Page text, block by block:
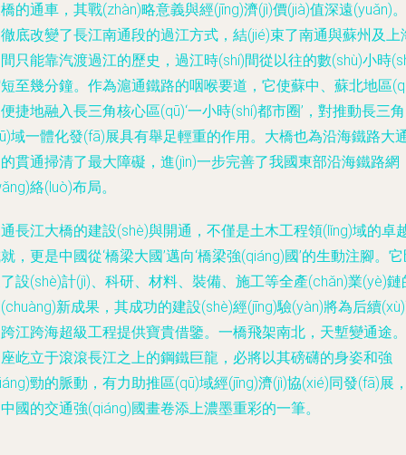
的通車，其戰(zhàn)略意義與經(jīng)濟(jì)價(jià)值深遠(yuǎn)。
底改變了長江南通段的過江方式，結(jié)束了南通與蘇州及上
只能靠汽渡過江的歷史，過江時(shí)間從以往的數(shù)小時
至幾分鐘。作為滬通鐵路的咽喉要道，它使蘇中、蘇北地區
捷地融入長三角核心區(qū)‘一小時(shí)都市圈’，對推動長三
域一體化發(fā)展具有舉足輕重的作用。大橋也為沿海鐵路大
貫通掃清了最大障礙，進(jìn)一步完善了我國東部沿海鐵路網
絡(luò)布局。
長江大橋的建設(shè)與開通，不僅是土木工程領(lǐng)域的卓
，更是中國從‘橋梁大國’邁向‘橋梁強(qiáng)國’的生動注腳。
設(shè)計(jì)、科研、材料、裝備、施工等全產(chǎn)業(yè)鏈
新成果，其成功的建設(shè)經(jīng)驗(yàn)將為后續
江跨海超級工程提供寶貴借鑒。一橋飛架南北，天塹變通途。
屹立于滾滾長江之上的鋼鐵巨龍，必將以其磅礴的身姿和強
勁的脈動，有力助推區(qū)域經(jīng)濟(jì)協(xié)同發(fā)展
國的交通強(qiáng)國畫卷添上濃墨重彩的一筆。